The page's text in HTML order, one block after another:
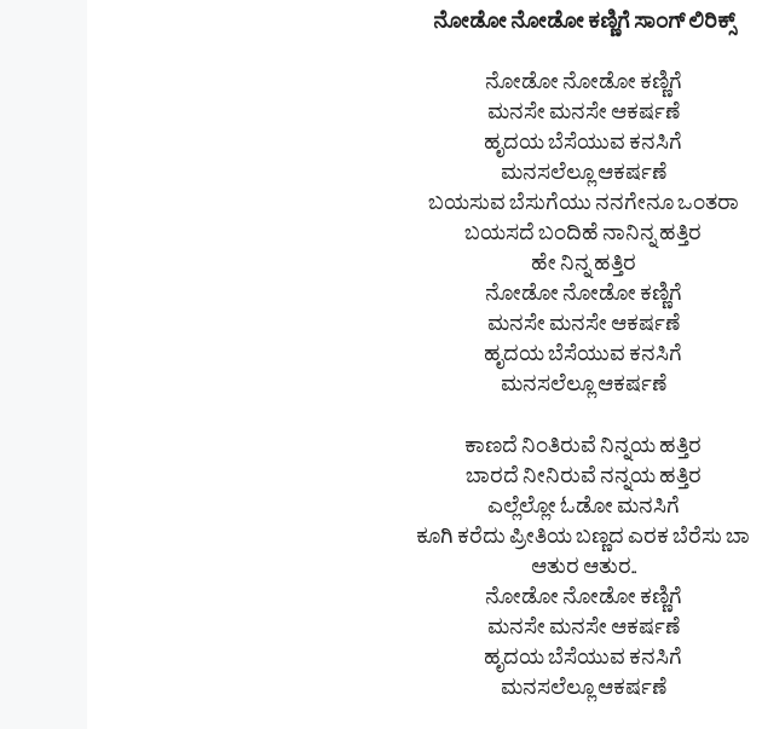
ನೋಡೋ ನೋಡೋ ಕಣ್ಣಿಗೆ ಸಾಂಗ್ ಲಿರಿಕ್ಸ್
ನೋಡೋ ನೋಡೋ ಕಣ್ಣಿಗೆ
ಮನಸೇ ಮನಸೇ ಆಕರ್ಷಣೆ
ಹೃದಯ ಬೆಸೆಯುವ ಕನಸಿಗೆ
ಮನಸಲೆಲ್ಲೂ ಆಕರ್ಷಣೆ
ಬಯಸುವ ಬೆಸುಗೆಯು ನನಗೇನೂ ಒಂತರಾ
ಬಯಸದೆ ಬಂದಿಹೆ ನಾನಿನ್ನ ಹತ್ತಿರ
ಹೇ ನಿನ್ನ ಹತ್ತಿರ
ನೋಡೋ ನೋಡೋ ಕಣ್ಣಿಗೆ
ಮನಸೇ ಮನಸೇ ಆಕರ್ಷಣೆ
ಹೃದಯ ಬೆಸೆಯುವ ಕನಸಿಗೆ
ಮನಸಲೆಲ್ಲೂ ಆಕರ್ಷಣೆ
ಕಾಣದೆ ನಿಂತಿರುವೆ ನಿನ್ನಯ ಹತ್ತಿರ
ಬಾರದೆ ನೀನಿರುವೆ ನನ್ನಯ ಹತ್ತಿರ
ಎಲ್ಲೆಲ್ಲೋ ಓಡೋ ಮನಸಿಗೆ
ಕೂಗಿ ಕರೆದು ಪ್ರೀತಿಯ ಬಣ್ಣದ ಎರಕ ಬೆರೆಸು ಬಾ
ಆತುರ ಆತುರ..
ನೋಡೋ ನೋಡೋ ಕಣ್ಣಿಗೆ
ಮನಸೇ ಮನಸೇ ಆಕರ್ಷಣೆ
ಹೃದಯ ಬೆಸೆಯುವ ಕನಸಿಗೆ
ಮನಸಲೆಲ್ಲೂ ಆಕರ್ಷಣೆ